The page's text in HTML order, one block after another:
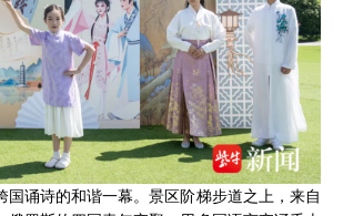
国诵诗的和谐一幕。景区阶梯步道之上，来自